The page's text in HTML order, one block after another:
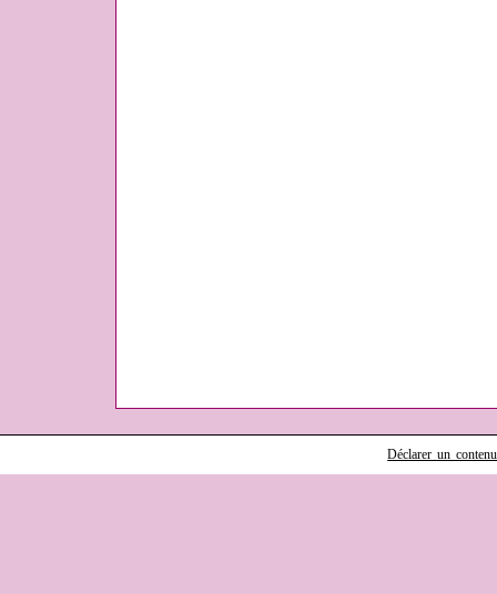
Déclarer un